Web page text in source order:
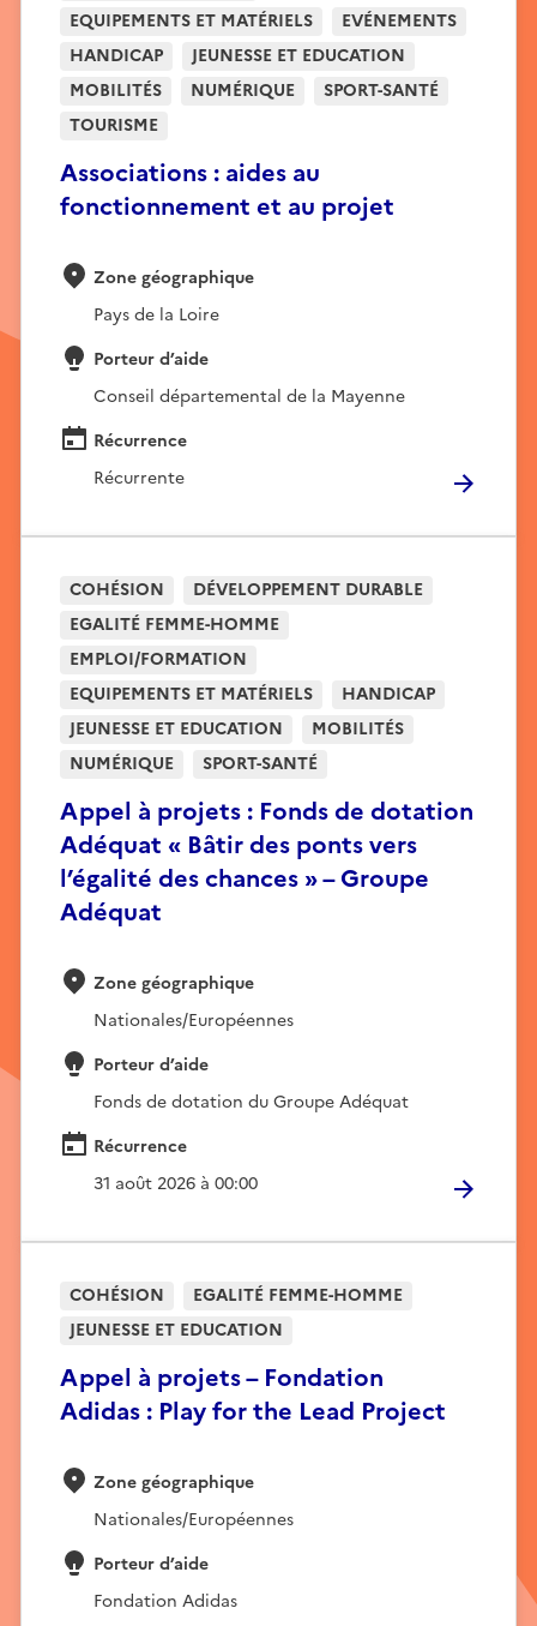
Associations : aides au
fonctionnement et au projet
EQUIPEMENTS ET MATÉRIELS
EVÉNEMENTS
HANDICAP
JEUNESSE ET EDUCATION
MOBILITÉS
NUMÉRIQUE
SPORT-SANTÉ
TOURISME
Zone géographique
Pays de la Loire
Porteur d’aide
Conseil départemental de la Mayenne
Récurrence
Récurrente
Appel à projets : Fonds de dotation
Adéquat « Bâtir des ponts vers
l’égalité des chances » – Groupe
Adéquat
COHÉSION
DÉVELOPPEMENT DURABLE
EGALITÉ FEMME-HOMME
EMPLOI/FORMATION
EQUIPEMENTS ET MATÉRIELS
HANDICAP
JEUNESSE ET EDUCATION
MOBILITÉS
NUMÉRIQUE
SPORT-SANTÉ
Zone géographique
Nationales/Européennes
Porteur d’aide
Fonds de dotation du Groupe Adéquat
Récurrence
31 août 2026 à 00:00
Appel à projets – Fondation
Adidas : Play for the Lead Project
COHÉSION
EGALITÉ FEMME-HOMME
JEUNESSE ET EDUCATION
Zone géographique
Nationales/Européennes
Porteur d’aide
Fondation Adidas